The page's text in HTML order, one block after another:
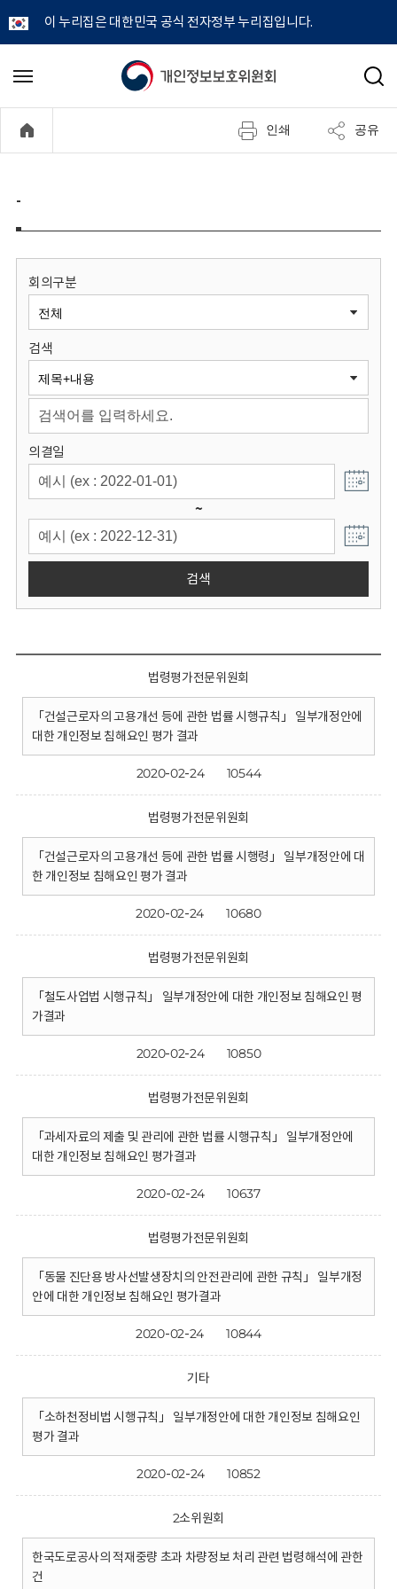
이 누리집은 대한민국 공식 전자정부 누리집입니다.
개
정
보
원
회
메
기
검
인쇄 공유
-
회의구분
검색
의결일
~
검색
법령평가전문위원회
「건설근로자의 고용개선 등에 관한 법률 시행규칙」 일부개정안에
대한 개인정보 침해요인 평가 결과
2020-02-24 10544
법령평가전문위원회
「건설근로자의 고용개선 등에 관한 법률 시행령」 일부개정안에 대
한 개인정보 침해요인 평가 결과
2020-02-24 10680
법령평가전문위원회
「철도사업법 시행규칙」 일부개정안에 대한 개인정보 침해요인 평
가결과
2020-02-24 10850
법령평가전문위원회
「과세자료의 제출 및 관리에 관한 법률 시행규칙」 일부개정안에
대한 개인정보 침해요인 평가결과
2020-02-24 10637
법령평가전문위원회
「동물 진단용 방사선발생장치의 안전관리에 관한 규칙」 일부개정
안에 대한 개인정보 침해요인 평가결과
2020-02-24 10844
기타
「소하천정비법 시행규칙」 일부개정안에 대한 개인정보 침해요인
평가 결과
2020-02-24 10852
2소위원회
한국도로공사의 적재중량 초과 차량정보 처리 관련 법령해석에 관한
건